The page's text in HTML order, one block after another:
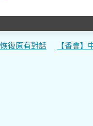
復原有對話
【香會